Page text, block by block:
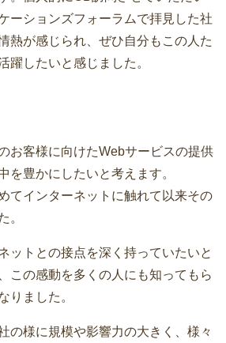
ーションズフォーラムで拝見した社
熱が感じられ、ぜひ自分もこの人た
躍したいと感じました。
お客様に向けたWebサービスの提供
を豊かにしたいと考えます。
てインターネットに触れて以来その
。
ットとの接点を深く持っていたいと
この感動を多くの人にも知ってもら
りました。
の様に規模や影響力の大きく、様々